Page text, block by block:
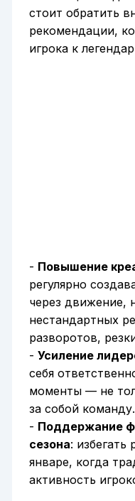
стоит обратить
рекомендации,
игрока к
- Повышение
регулярно
через движение,
нестандартных
разворотов,
- Усиление
себя
моменты — не
за собой команду.
- Поддержание
сезона: избегать
январе, когда
активность